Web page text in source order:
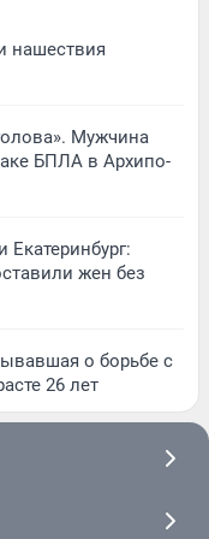
нашествия
Мужчина
БПЛА в Архипо-
жен без
о борьбе с
26 лет